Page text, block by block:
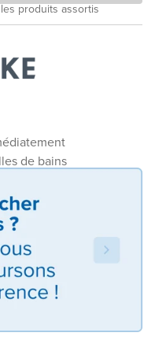
de bains
produits assortis